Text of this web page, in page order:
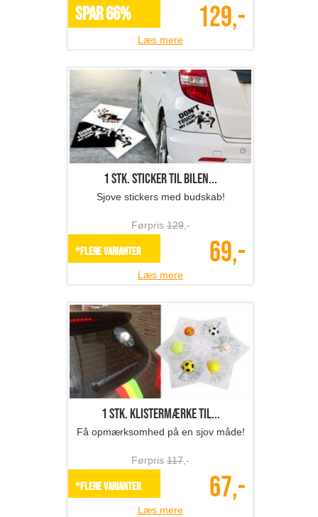
SPAR 66% 129,-
Læs mere
1 stk. sticker til bilen...
Sjove stickers med budskab!
Førpris129,-
*Flere varianter 69,-
Læs mere
1 stk. klistermærke til...
Få opmærksomhed på en sjov måde!
Førpris 117,-
*Flere varianter 67,-
Læs mere